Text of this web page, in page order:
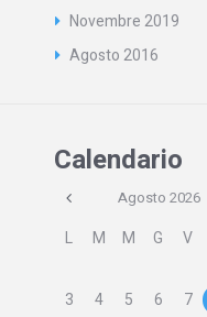
Novembre2019
Agosto2016
Calendario
Agosto 2026
L M M G V
3
4 5 6 7